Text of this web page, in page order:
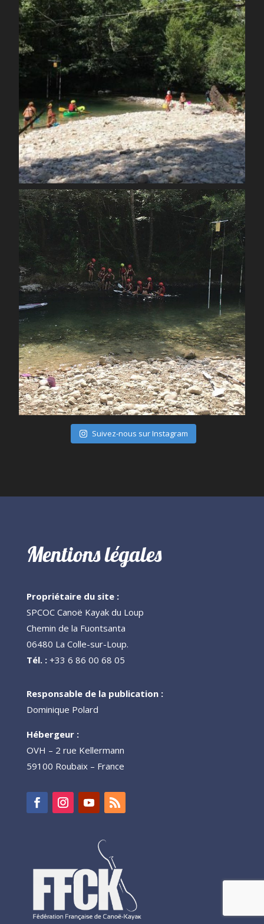
Août 12
spcoccanoekayakduloup
Juil 28
Suivez-nous sur Instagram
Mentions légales
Propriétaire du site :
SPCOC Canoë Kayak du Loup
Chemin de la Fuontsanta
06480 La Colle-sur-Loup.
Tél. :+33 6 86 00 68 05
Responsable de la publication :
Dominique Polard
Hébergeur :
OVH – 2 rue Kellermann
59100 Roubaix – France